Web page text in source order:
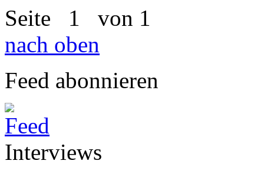
Seite 1 von 1
nach oben
Feed abonnieren
Interviews